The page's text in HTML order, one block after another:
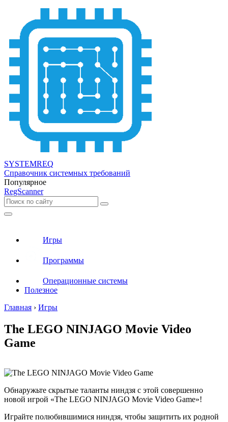
SYSTEMREQ
Справочник системных требований
Популярное
RegScanner
Игры
Программы
Операционные системы
Полезное
Главная › Игры
The LEGO NINJAGO Movie Video
Game
Обнаружьте скрытые таланты ниндзя с этой совершенно
новой игрой «The LEGO NINJAGO Movie Video Game»!
Играйте полюбившимися ниндзя, чтобы защитить их родной